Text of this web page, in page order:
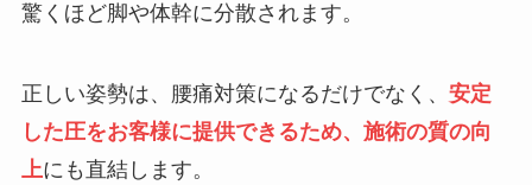
驚くほど脚や体幹に分散されます。
正しい姿勢は、腰痛対策になるだけでなく、 安定
した圧をお客様に提供できるため、施術の質の向
上にも直結します。